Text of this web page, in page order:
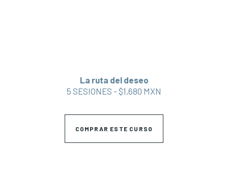
La ruta del deseo
5 SESIONES - $1,680 MXN
COMPRAR ESTE CURSO